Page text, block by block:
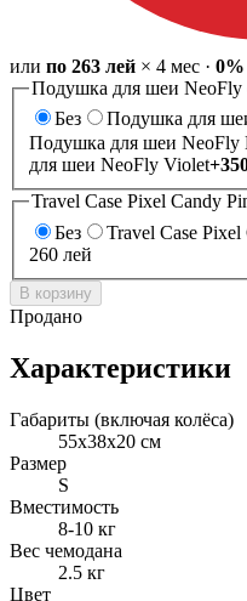
или по 263 лей × 4 мес · 0%
Подушка для шеи NeoFly
Без
Подушка для
Подушка для шеи NeoFly
для шеи NeoFly Violet+
Travel Case Pixel Candy
Без
Travel Case
260 лей
В корзину
Продано
Характеристики
Габариты (включая колёса)
55х38х20 см
Размер
S
Вместимость
8-10 кг
Вес чемодана
2.5 кг
Цвет